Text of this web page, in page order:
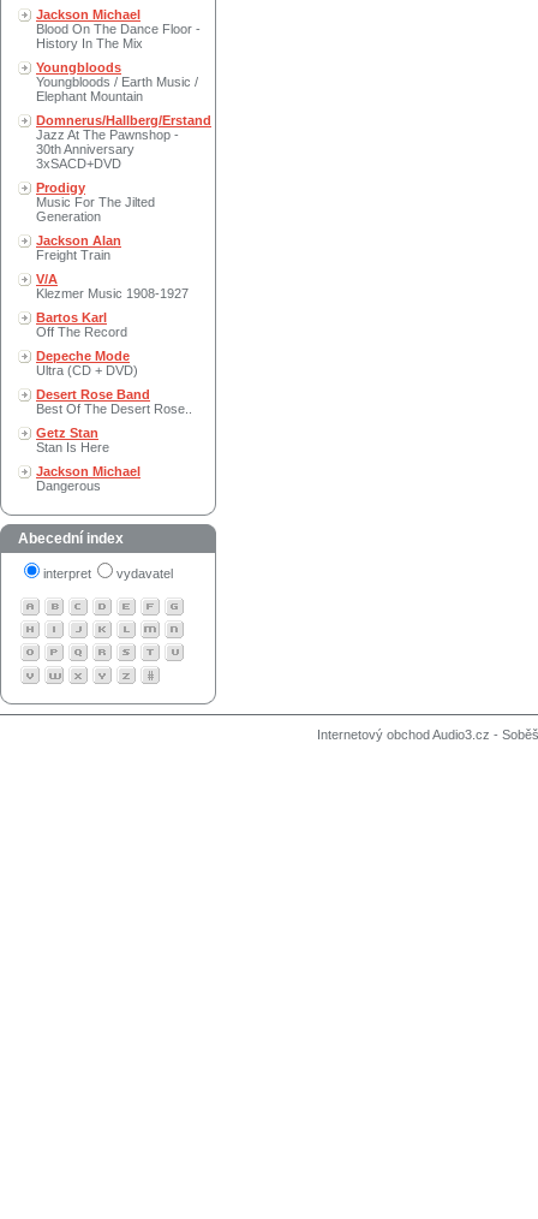
Jackson Michael
Blood On The Dance Floor -
History In The Mix
Youngbloods
Youngbloods / Earth Music /
Elephant Mountain
Domnerus/Hallberg/Erstand
Jazz At The Pawnshop -
30th Anniversary
3xSACD+DVD
Prodigy
Music For The Jilted
Generation
Jackson Alan
Freight Train
V/A
Klezmer Music 1908-1927
Bartos Karl
Off The Record
Depeche Mode
Ultra (CD + DVD)
Desert Rose Band
Best Of The Desert Rose..
Getz Stan
Stan Is Here
Jackson Michael
Dangerous
Abecední index
interpret vydavatel
Internetový obchod Audio3.cz -